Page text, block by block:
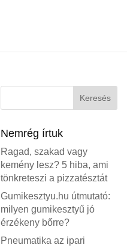
Nemrég írtuk
Ragad, szakad vagy
kemény lesz? 5 hiba, ami
tönkreteszi a pizzatésztát
Gumikesztyu.hu útmutató:
milyen gumikesztyű jó
érzékeny bőrre?
Pneumatika az ipari